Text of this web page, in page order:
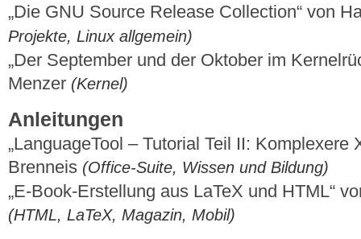
„Die GNU Source Release Collection“ von
Projekte, Linux allgemein)
„Der September und der Oktober im
Menzer (Kernel)
Anleitungen
„LanguageTool – Tutorial Teil II: Komplexere
Brenneis (Office-Suite, Wissen und Bildung)
„E-Book-Erstellung aus LaTeX und HTML“
(HTML, LaTeX, Magazin, Mobil)